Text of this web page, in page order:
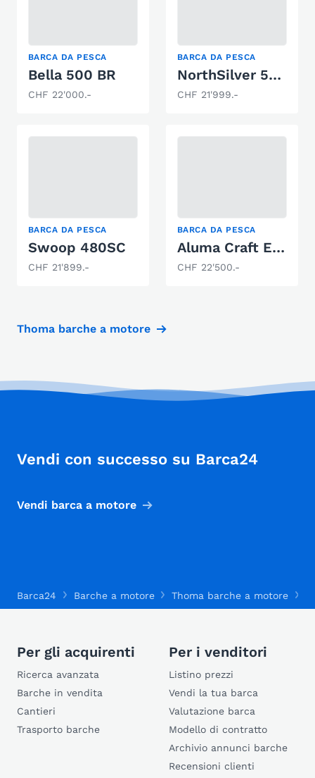
BARCA DA PESCA
Bella 500 BR
CHF 22'000.-
BARCA DA PESCA
NorthSilver 525 Fish
CHF 21'999.-
BARCA DA PESCA
Swoop 480SC
CHF 21'899.-
BARCA DA PESCA
Aluma Craft Escape 165
CHF 22'500.-
Thoma barche a motore
Vendi con successo su Barca24
Vendi barca a motore
Barca24 Barche a motore Thoma barche a motore
Per gli acquirenti
Ricerca avanzata
Barche in vendita
Cantieri
Trasporto barche
Per i venditori
Listino prezzi
Vendi la tua barca
Valutazione barca
Modello di contratto
Archivio annunci barche
Recensioni clienti